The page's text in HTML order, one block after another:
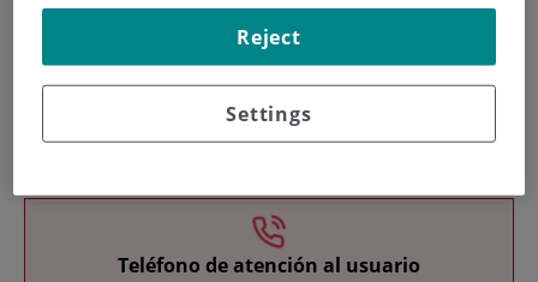
Docencia
Teléfono de atención al usuario
Settings
Reject